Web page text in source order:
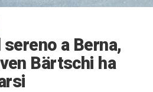
a Berna,
Bärtschi ha